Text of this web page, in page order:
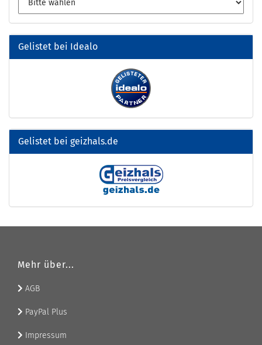
Gelistet bei Idealo
Gelistet bei geizhals.de
Mehr über...
AGB
PayPal Plus
Impressum